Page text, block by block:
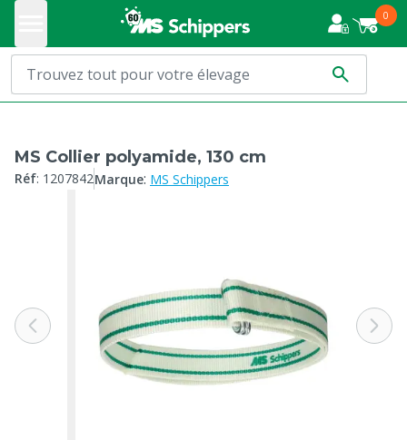
0
MS Collier polyamide, 130 cm
Réf: 1207842Marque: MS Schippers